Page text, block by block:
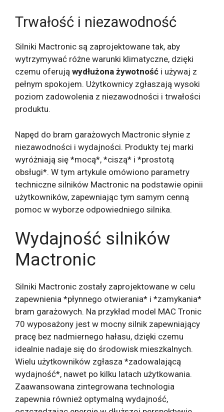
Trwałość i niezawodność
Silniki Mactronic są zaprojektowane tak, aby
wytrzymywać różne warunki klimatyczne, dzięki
czemu oferują wydłużona żywotność i używaj z
pełnym spokojem. Użytkownicy zgłaszają wysoki
poziom zadowolenia z niezawodności i trwałości
produktu.
Napęd do bram garażowych Mactronic słynie z
niezawodności i wydajności. Produkty tej marki
wyróżniają się *mocą*, *ciszą* i *prostotą
obsługi*. W tym artykule omówiono parametry
techniczne silników Mactronic na podstawie opinii
użytkowników, zapewniając tym samym cenną
pomoc w wyborze odpowiedniego silnika.
Wydajność silników
Mactronic
Silniki Mactronic zostały zaprojektowane w celu
zapewnienia *płynnego otwierania* i *zamykania*
bram garażowych. Na przykład model MAC Tronic
70 wyposażony jest w mocny silnik zapewniający
pracę bez nadmiernego hałasu, dzięki czemu
idealnie nadaje się do środowisk mieszkalnych.
Wielu użytkowników zgłasza *zadowalającą
wydajność*, nawet po kilku latach użytkowania.
Zaawansowana zintegrowana technologia
zapewnia również optymalną wydajność,